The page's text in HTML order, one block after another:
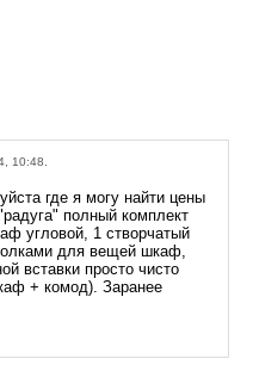
10:48.
где я могу найти цены
полный комплект
угловой, 1 створчатый
для вещей шкаф,
вставки просто чисто
+ комод). Заранее